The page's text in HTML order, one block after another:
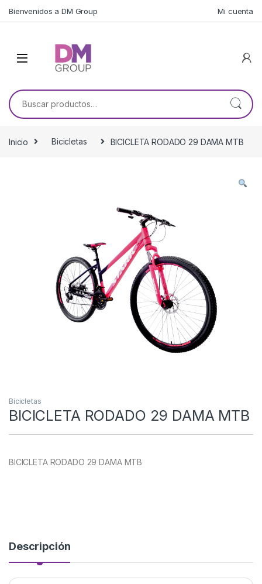
Bienvenidos a DM Group Mi cuenta
Buscar por:
Inicio Bicicletas BICICLETA RODADO 29 DAMA MTB
Bicicletas
BICICLETA RODADO 29 DAMA MTB
BICICLETA RODADO 29 DAMA MTB
Descripción